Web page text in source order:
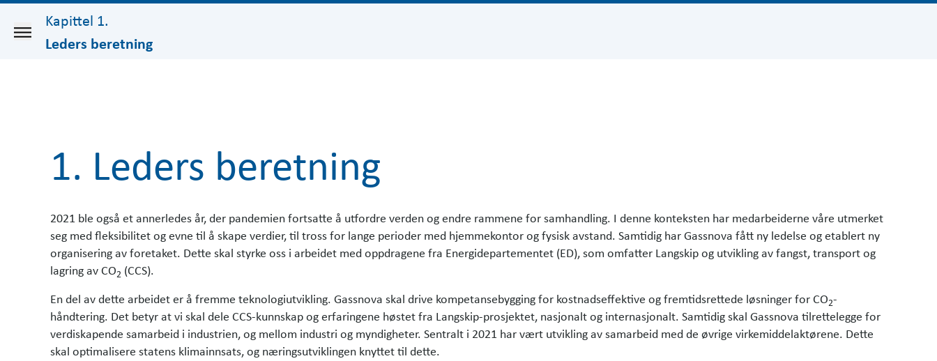
Kapittel 1.
Leders beretning
1. Leders beretning
2021 ble også et annerledes år, der pandemien fortsatte å utfordre verden og endre rammene for samhandling. I denne konteksten har medarbeiderne våre utmerket
seg med fleksibilitet og evne til å skape verdier, til tross for lange perioder med hjemmekontor og fysisk avstand. Samtidig har Gassnova fått ny ledelse og etablert ny
organisering av foretaket. Dette skal styrke oss i arbeidet med oppdragene fra Energidepartementet (ED), som omfatter Langskip og utvikling av fangst, transport og
lagring av CO2 (CCS).
En del av dette arbeidet er å fremme teknologiutvikling. Gassnova skal drive kompetansebygging for kostnadseffektive og fremtidsrettede løsninger for CO2-
håndtering. Det betyr at vi skal dele CCS-kunnskap og erfaringene høstet fra Langskip-prosjektet, nasjonalt og internasjonalt. Samtidig skal Gassnova tilrettelegge for
verdiskapende samarbeid i industrien, og mellom industri og myndigheter. Sentralt i 2021 har vært utvikling av samarbeid med de øvrige virkemiddelaktørene. Dette
skal optimalisere statens klimainnsats, og næringsutviklingen knyttet til dette.